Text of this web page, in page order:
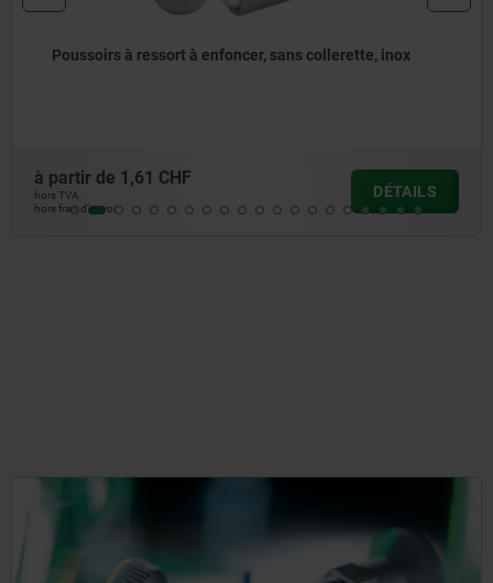
Poussoirs à ressort à six pans creux avec doigt d'appui
à partir de3,35 CHF
hors TVA
hors frais d’envoi
DÉTAILS